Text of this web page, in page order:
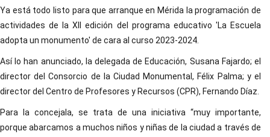
Ya está todo listo para que arranque en Mérida la programación de
actividades de la XII edición del programa educativo 'La Escuela
adopta un monumento' de cara al curso 2023-2024.
Así lo han anunciado, la delegada de Educación, Susana Fajardo; el
director del Consorcio de la Ciudad Monumental, Félix Palma; y el
director del Centro de Profesores y Recursos (CPR), Fernando Díaz.
Para la concejala, se trata de una iniciativa “muy importante,
porque abarcamos a muchos niños y niñas de la ciudad a través de